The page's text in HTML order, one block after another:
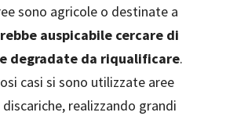
sono agricole o destinate a
auspicabile cercare di
degradate da riqualificare.
casi si sono utilizzate aree
realizzando grandi